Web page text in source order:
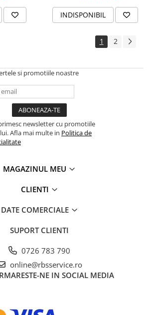
INDISPONIBIL
1 2
si promotiile noastre
newsletter cu promotiile
Afla mai multe in Politica de
MAGAZINUL MEU
CLIENTI
DATE COMERCIALE
SUPORT CLIENTI
0726 783 790
online@rbsservice.ro
NE IN SOCIAL MEDIA